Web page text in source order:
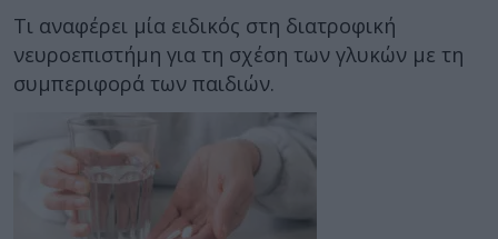
Τι αναφέρει μία ειδικός στη διατροφική
νευροεπιστήμη για τη σχέση των γλυκών με τη
συμπεριφορά των παιδιών.